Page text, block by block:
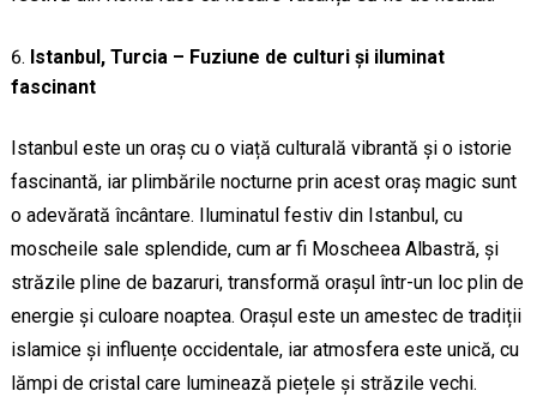
Istanbul, Turcia – Fuziune de culturi și iluminat
fascinant
Istanbul este un oraș cu o viață culturală vibrantă și o istorie
fascinantă, iar plimbările nocturne prin acest oraș magic sunt
o adevărată încântare. Iluminatul festiv din Istanbul, cu
moscheile sale splendide, cum ar fi Moscheea Albastră, și
străzile pline de bazaruri, transformă orașul într-un loc plin de
energie și culoare noaptea. Orașul este un amestec de tradiții
islamice și influențe occidentale, iar atmosfera este unică, cu
lămpi de cristal care luminează piețele și străzile vechi.